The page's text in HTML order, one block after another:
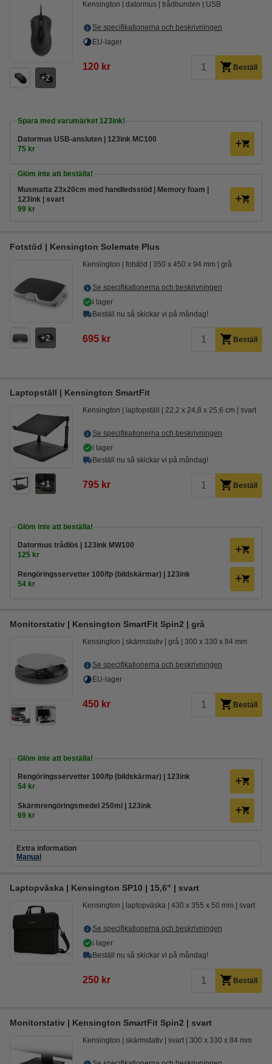
2
Kensington datormus trådbunden USB
Se specifikationerna och beskrivningen
EU-lager
120 kr Beställ
Spara med varumärket 123ink!
Datormus USB-ansluten | 123ink MC100
75 kr
Glöm inte att beställa!
Musmatta 23x20cm med handledsstöd | Memory foam |
123ink | svart
99 kr
Fotstöd | Kensington Solemate Plus
2
Kensington fotstöd 350 x 450 x 94 mm grå
Se specifikationerna och beskrivningen
i lager
Beställ nu så skickar vi på måndag!
695 kr Beställ
Laptopställ | Kensington SmartFit
1
Kensington laptopställ 22,2 x 24,8 x 25,6 cm svart
Se specifikationerna och beskrivningen
i lager
Beställ nu så skickar vi på måndag!
795 kr Beställ
Glöm inte att beställa!
Datormus trådlös | 123ink MW100
125 kr
Rengöringsservetter 100/fp (bildskärmar) | 123ink
54 kr
Monitorstativ | Kensington SmartFit Spin2 | grå
Kensington skärmstativ grå 300 x 330 x 84 mm
Se specifikationerna och beskrivningen
EU-lager
450 kr Beställ
Glöm inte att beställa!
Rengöringsservetter 100/fp (bildskärmar) | 123ink
54 kr
Skärmrengöringsmedel 250ml | 123ink
69 kr
Extra information
Manual
Laptopväska | Kensington SP10 | 15,6" | svart
Kensington laptopväska 430 x 355 x 50 mm svart
Se specifikationerna och beskrivningen
i lager
Beställ nu så skickar vi på måndag!
250 kr Beställ
Monitorstativ | Kensington SmartFit Spin2 | svart
Kensington skärmstativ svart 300 x 330 x 84 mm